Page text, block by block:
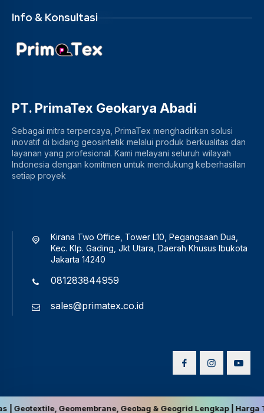
Info & Konsultasi
PT. PrimaTex Geokarya Abadi
Sebagai mitra terpercaya, PrimaTex menghadirkan solusi
inovatif di bidang geosintetik melalui produk berkualitas dan
layanan yang profesional. Kami melayani seluruh wilayah
Indonesia dengan komitmen untuk mendukung keberhasilan
setiap proyek
Kirana Two Office, Tower L10, Pegangsaan Dua,
Kec. Klp. Gading, Jkt Utara, Daerah Khusus Ibukota
Jakarta 14240
081283844959
sales@primatex.co.id
Geomembrane, Geobag & Geogrid Lengkap | Harga